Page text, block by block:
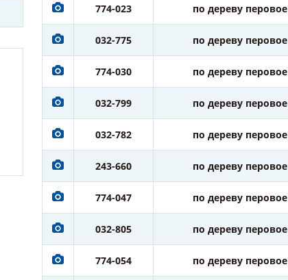
774-023 по дереву перовое
032-775 по дереву перовое
774-030 по дереву перовое
032-799 по дереву перовое
032-782 по дереву перовое
243-660 по дереву перовое
774-047 по дереву перовое
032-805 по дереву перовое
774-054 по дереву перовое